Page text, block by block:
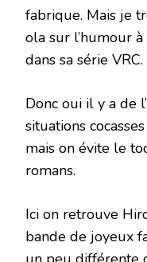
fabrique. Mais je
ola sur l’humour
dans sa série VRC.
Donc oui il y a de
situations
mais on évite le
romans.
Ici on retrouve
bande de joyeux